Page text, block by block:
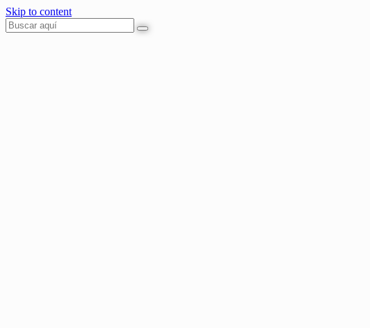
Skip to content